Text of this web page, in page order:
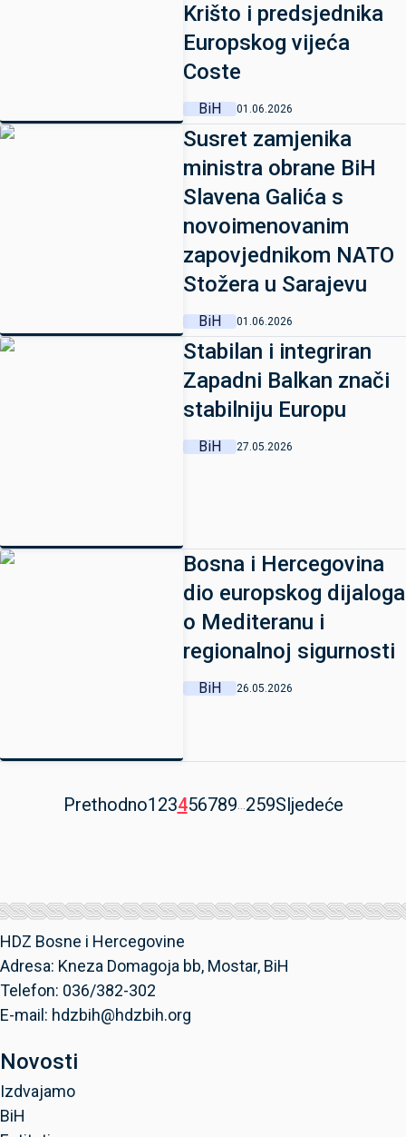
Krišto i predsjednika
Europskog vijeća
Coste
BiH 01.06.2026
Susret zamjenika
ministra obrane BiH
Slavena Galića s
novoimenovanim
zapovjednikom NATO
Stožera u Sarajevu
BiH 01.06.2026
Stabilan i integriran
Zapadni Balkan znači
stabilniju Europu
BiH 27.05.2026
Bosna i Hercegovina
dio europskog dijaloga
o Mediteranu i
regionalnoj sigurnosti
BiH 26.05.2026
Prethodno1 23456789 259Sljedeće
HDZ Bosne i Hercegovine
Adresa: Kneza Domagoja bb, Mostar, BiH
Telefon: 036/382-302
E-mail: hdzbih@hdzbih.org
Novosti
Izdvajamo
BiH